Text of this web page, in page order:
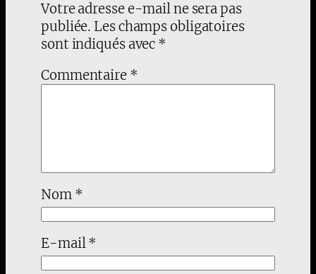
Votre adresse e-mail ne sera pas
publiée. Les champs obligatoires
sont indiqués avec *
Commentaire *
Nom *
E-mail*